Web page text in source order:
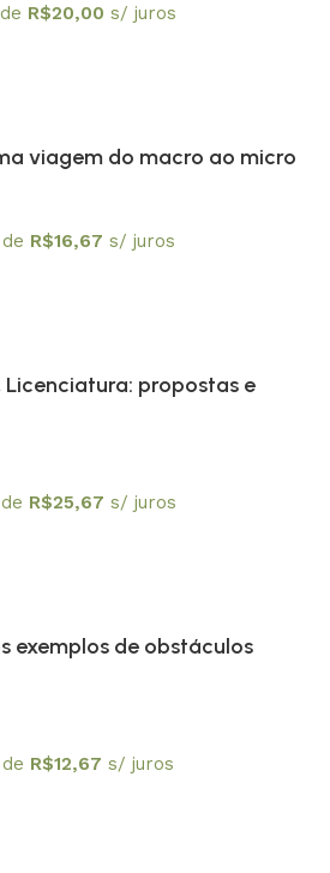
R$20,00 s/ juros
viagem do macro ao micro
R$16,67 s/ juros
propostas e
R$25,67 s/ juros
exemplos de obstáculos
R$12,67 s/ juros